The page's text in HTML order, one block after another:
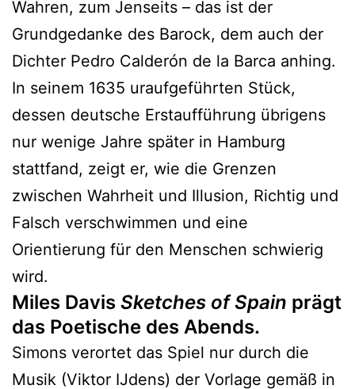
Wahren, zum Jenseits – das ist der
Grundgedanke des Barock, dem auch der
Dichter Pedro Calderón de la Barca anhing.
In seinem 1635 uraufgeführten Stück,
dessen deutsche Erstaufführung übrigens
nur wenige Jahre später in Hamburg
stattfand, zeigt er, wie die Grenzen
zwischen Wahrheit und Illusion, Richtig und
Falsch verschwimmen und eine
Orientierung für den Menschen schwierig
wird.
Miles Davis Sketches of Spain prägt
das Poetische des Abends.
Simons verortet das Spiel nur durch die
Musik (Viktor IJdens) der Vorlage gemäß in